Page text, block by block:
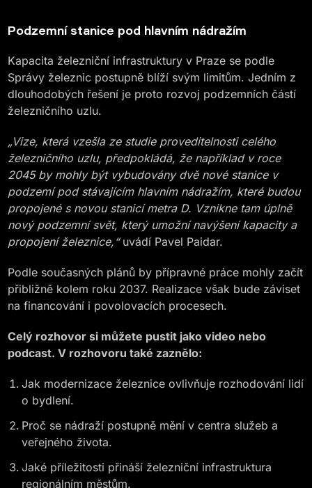
Podzemní stanice pod hlavním nádražím
Kapacita železniční infrastruktury v Praze se podle
Správy železnic postupně blíží svým limitům. Jedním z
dlouhodobých řešení je proto rozvoj podzemních částí
železničního uzlu.
„Vize, která vzešla ze studie proveditelnosti celého
železničního uzlu, předpokládá, že například v roce
2045 by mohly být vybudovány dvě nové stanice v
podzemí pod stávajícím hlavním nádražím, které budou
propojené s novou stanicí metra D. Vznikne tam úplně
nový podzemní svět, který umožní navýšení kapacity a
propojení železnice,“uvádí Pavel Paidar.
Podle současných plánů by přípravné práce mohly začít
přibližně kolem roku 2037. Realizace však bude záviset
na financování i povolovacích procesech.
Celý rozhovor si můžete pustit jako video nebo
podcast. V rozhovoru také zaznělo:
Jak modernizace železnice ovlivňuje rozhodování lidí
o bydlení.
Proč se nádraží postupně mění v centra služeb a
veřejného života.
Jaké příležitosti přináší železniční infrastruktura
regionálním městům.